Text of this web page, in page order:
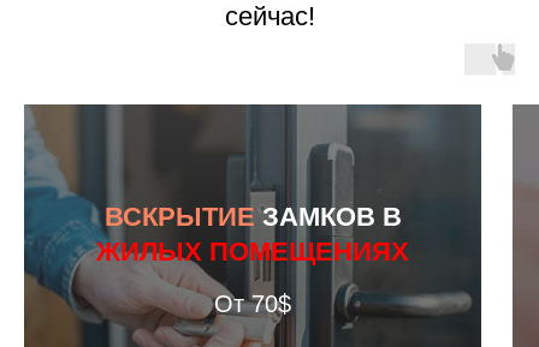
сейчас!
ВСКРЫТИЕЗАМКОВ В
ЖИЛЫХ ПОМЕЩЕНИЯХ
От 70$